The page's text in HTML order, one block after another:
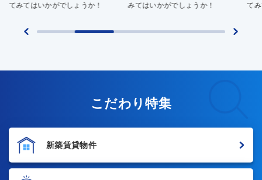
てみてはいかがでしょうか！
みてはいかがでしょうか！
て
こだわり特集
新築賃貸物件